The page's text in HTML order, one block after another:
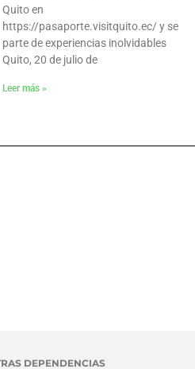
Quito en
https://pasaporte.visitquito.ec/ y se
parte de experiencias inolvidables
Quito, 20 de julio de
Leer más »
DEPENDENCIAS